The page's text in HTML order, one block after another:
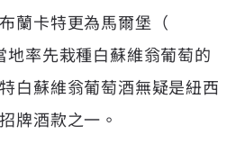
蘭卡特更為馬爾堡（
率先栽種白蘇維翁葡萄的
白蘇維翁葡萄酒無疑是紐西
牌酒款之一。